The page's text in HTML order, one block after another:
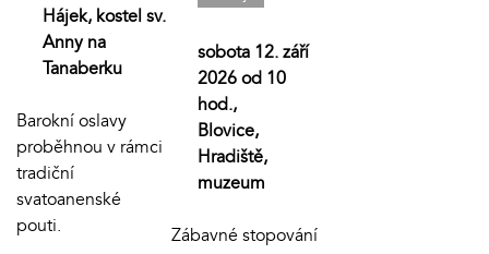
Hájek, kostel sv.
Anny na
Tanaberku
Barokní oslavy
proběhnou v rámci
tradiční
svatoanenské
pouti.
sobota 12. září
2026 od 10
hod.,
Blovice,
Hradiště,
muzeum
Zábavné stopování